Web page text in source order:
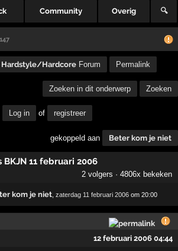
Community Overig 🔍
Hardstyle/Hardcore Forum Permalink
Zoeken in dit onderwerp Zoeken
Log in of registreer
gekoppeld aan Beter kom je niet
11 februari 2006
2 volgers · 4806x bekeken
kom je niet ,zaterdag 11 februari 2006 om 20:00
12 februari 2006 04:44